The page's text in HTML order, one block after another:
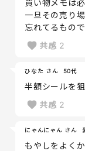
買い物メモは
一旦その売り
忘れてるもの
共感 2
ひなた さん 50代
半額シールを
共感 2
にゃんにゃん さん
もやしをよく